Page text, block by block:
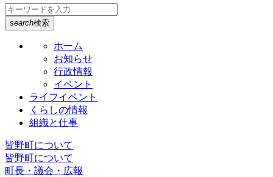
search検索
ホーム
お知らせ
行政情報
イベント
ライフイベント
くらしの情報
組織と仕事
皆野町について
皆野町について
町長・議会・広報